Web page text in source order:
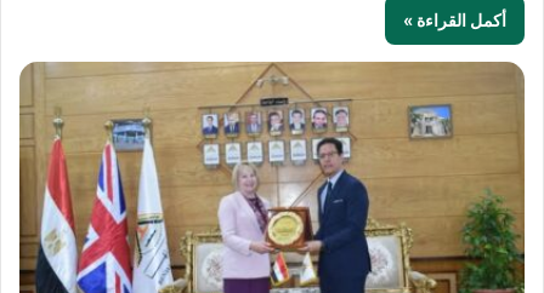
أكمل القراءة »